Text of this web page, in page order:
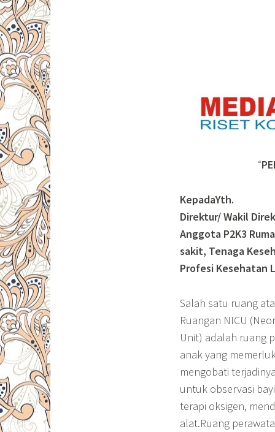
“
KepadaYth.
Direktur/ Wakil
Anggota P2K3
sakit, Tenaga
Profesi Kesehatan
Salah satu ruang
Ruangan NICU
Unit) adalah ruang
anak yang
mengobati
untuk observasi
terapi oksigen,
alat.Ruang